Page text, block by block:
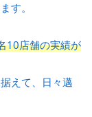
す。
10店舗の実績が
えて、日々邁